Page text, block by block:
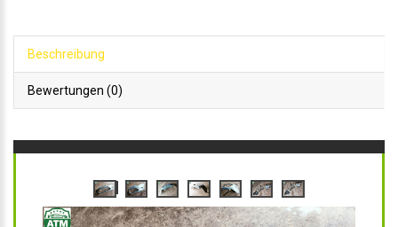
Beschreibung
Bewertungen (0)